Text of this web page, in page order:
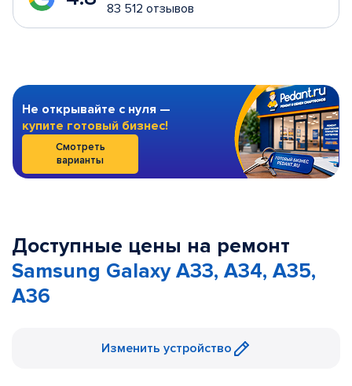
83 512 отзывов
Не открывайте с нуля —
купите готовый бизнес!
Смотреть
варианты
Доступные цены на ремонт
Samsung Galaxy A33, A34, A35,
A36
Изменить устройство